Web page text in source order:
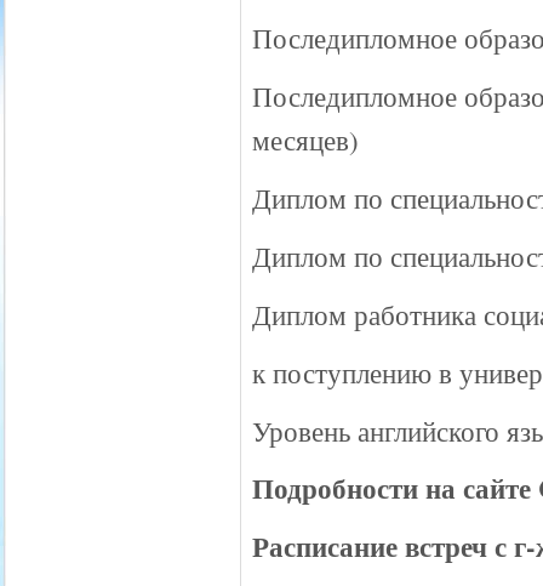
Последипломное
Последипломное
месяцев)
Диплом по
Диплом по
Диплом работника
к поступлению в
Уровень английского
Подробности на
Расписание встреч с